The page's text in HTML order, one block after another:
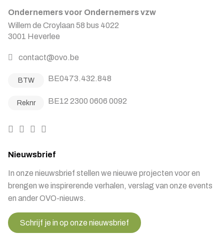
Ondernemers voor Ondernemers vzw
Willem de Croylaan 58 bus 4022
3001 Heverlee
contact@ovo.be
BTW BE0473.432.848
Reknr BE12 2300 0606 0092
Nieuwsbrief
In onze nieuwsbrief stellen we nieuwe projecten voor en
brengen we inspirerende verhalen, verslag van onze events
en ander OVO-nieuws.
Schrijf je in op onze nieuwsbrief